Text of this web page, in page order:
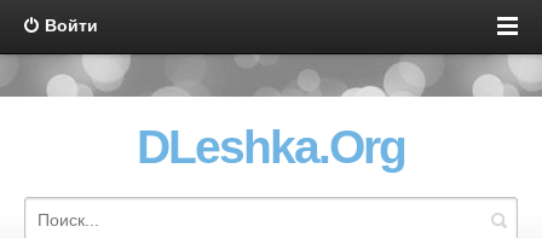
Войти
DLeshka.Org